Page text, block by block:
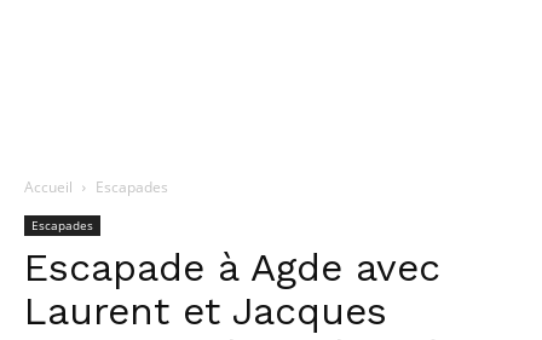
Accueil Escapades
Escapades
Escapade à Agde avec
Laurent et Jacques